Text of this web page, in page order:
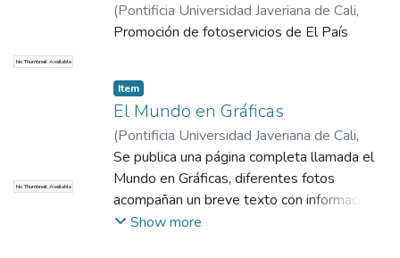
No Thumbnail Available
(Pontificia Universidad Javeriana de Cali,
1972)El País, Cali
Promoción de fotoservicios de El País
No Thumbnail Available
Item
El Mundo en Gráficas
(Pontificia Universidad Javeriana de Cali,
2017)COMHISTORIA
Se publica una página completa llamada el
Mundo en Gráficas, diferentes fotos
acompañan un breve texto con información
internacional.
Show more